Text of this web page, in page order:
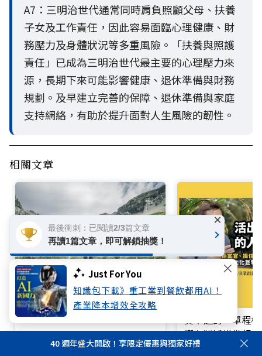
Just For You
知識包下載》重工業到餐飲都用AI！
產業降本增效全攻略
A7：三明治世代通常同時肩負照顧父母、扶養
子女及工作責任，因此容易面臨心理健康、財
務壓力及身體狀況等多重風險。「扶養與照護
責任」已成為三明治世代最主要的心理壓力來
源，長期下來可能影響健康、退休準備與財務
規劃。及早建立完善的保障、退休準備與家庭
支持網絡，有助於提升面對人生風險的韌性。
相關文章
退休金規劃，5大風險你準備好
了嗎？理財專家李雪雯：「這階
段」最關鍵
買不起的「單程
響台灣近半世紀
40 週年盛大開啟！享限定優惠與獨家好禮
最後衝刺：已閱讀2/3篇文章
再讀1篇文章，即可解鎖抽獎！
×